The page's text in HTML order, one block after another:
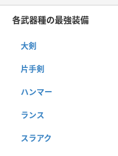
各武器種の最強装備
大剣
片手剣
ハンマー
ランス
スラアク